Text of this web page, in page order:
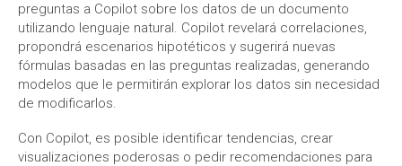
preguntas a Copilot sobre los datos de un documento
utilizando lenguaje natural. Copilot revelará correlaciones,
propondrá escenarios hipotéticos y sugerirá nuevas
fórmulas basadas en las preguntas realizadas, generando
modelos que le permitirán explorar los datos sin necesidad
de modificarlos.
Con Copilot, es posible identificar tendencias, crear
visualizaciones poderosas o pedir recomendaciones para